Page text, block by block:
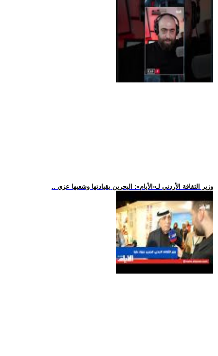
.. وزير الثقافة الأردني لـ«الأيام»: البحرين بقيادتها وشعبها عزي